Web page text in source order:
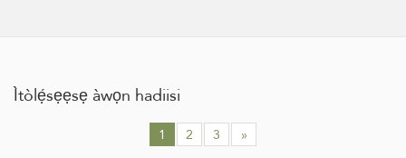
Ìtòlẹ́sẹẹsẹ àwọn hadiisi
1 2 3 »